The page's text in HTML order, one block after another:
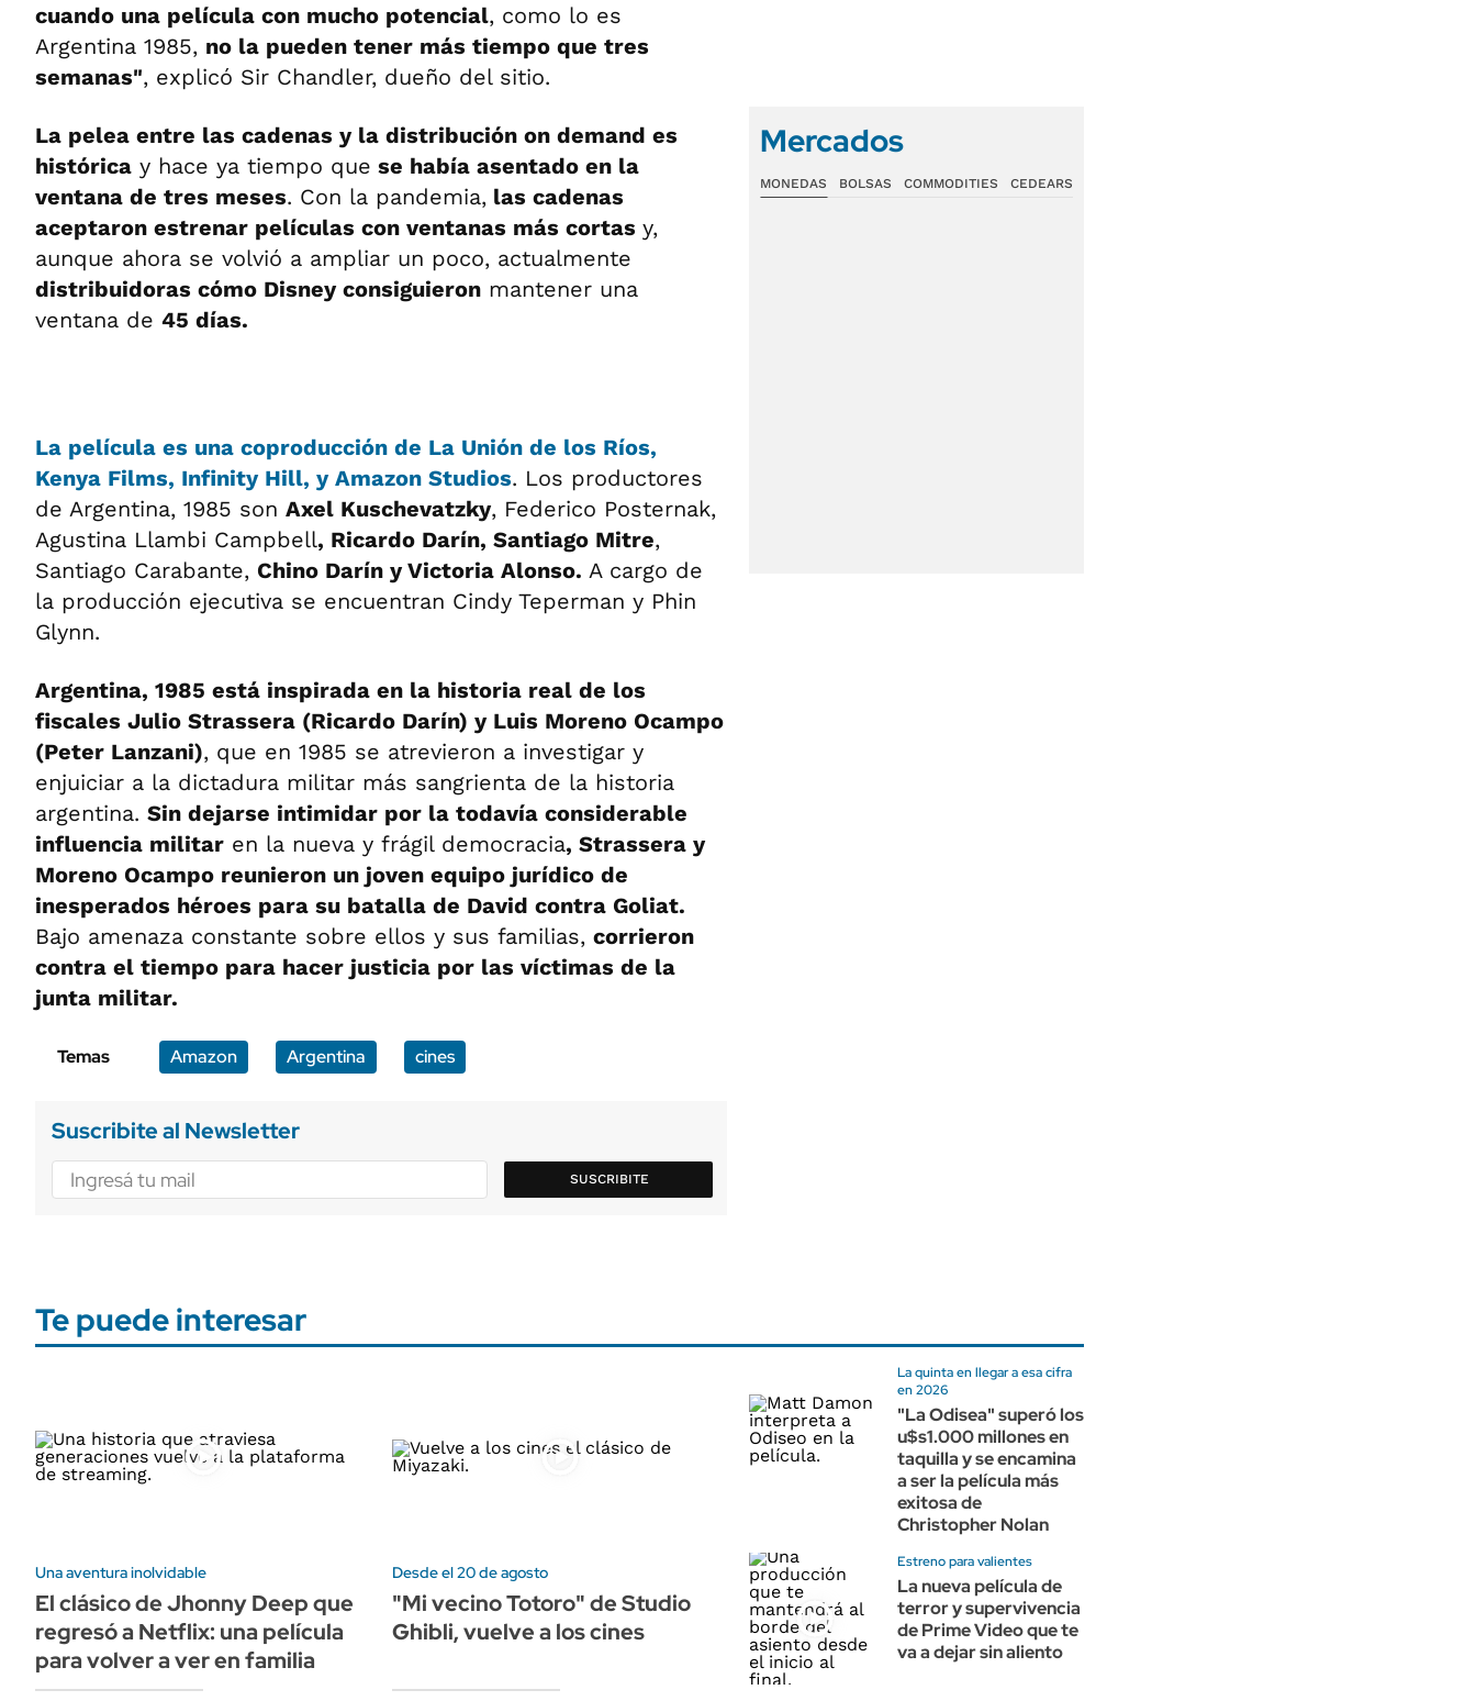
cuando una película con mucho potencial, como lo es
Argentina 1985, no la pueden tener más tiempo que tres
semanas", explicó Sir Chandler, dueño del sitio.
La pelea entre las cadenas y la distribución on demand es
histórica y hace ya tiempo que se había asentado en la
ventana de tres meses. Con la pandemia, las cadenas
aceptaron estrenar películas con ventanas más cortas y,
aunque ahora se volvió a ampliar un poco, actualmente
distribuidoras cómo Disney consiguieron mantener una
ventana de 45 días.
La película es una coproducción de La Unión de los Ríos,
Kenya Films, Infinity Hill, y Amazon Studios. Los productores
de Argentina, 1985 son Axel Kuschevatzky, Federico Posternak,
Agustina Llambi Campbell, Ricardo Darín, Santiago Mitre,
Santiago Carabante, Chino Darín y Victoria Alonso. A cargo de
la producción ejecutiva se encuentran Cindy Teperman y Phin
Glynn.
Argentina, 1985 está inspirada en la historia real de los
fiscales Julio Strassera (Ricardo Darín) y Luis Moreno Ocampo
(Peter Lanzani), que en 1985 se atrevieron a investigar y
enjuiciar a la dictadura militar más sangrienta de la historia
argentina. Sin dejarse intimidar por la todavía considerable
influencia militar en la nueva y frágil democracia, Strassera y
Moreno Ocampo reunieron un joven equipo jurídico de
inesperados héroes para su batalla de David contra Goliat.
Bajo amenaza constante sobre ellos y sus familias, corrieron
contra el tiempo para hacer justicia por las víctimas de la
junta militar.
Temas Amazon Argentina cines
Suscribite al Newsletter
SUSCRIBITE
Mercados
MONEDAS BOLSAS COMMODITIES CEDEARS
Te puede interesar
Una aventura inolvidable
El clásico de Jhonny Deep que
regresó a Netflix: una película
para volver a ver en familia
Desde el 20 de agosto
"Mi vecino Totoro" de Studio
Ghibli, vuelve a los cines
La quinta en llegar a esa cifra
en 2026
"La Odisea" superó los
u$s1.000 millones en
taquilla y se encamina
a ser la película más
exitosa de
Christopher Nolan
Estreno para valientes
La nueva película de
terror y supervivencia
de Prime Video que te
va a dejar sin aliento